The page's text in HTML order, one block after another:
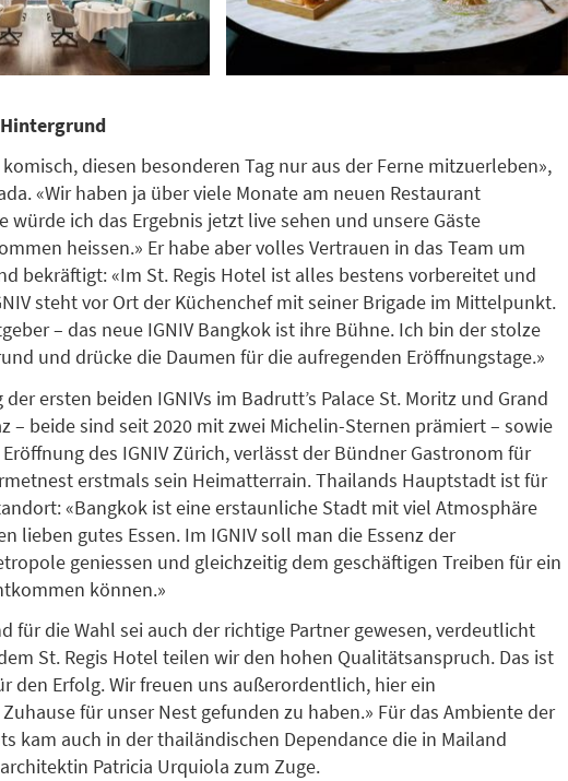
diesen besonderen Tag nur aus der Ferne mitzuerleben»,
«Wir haben ja über viele Monate am neuen Restaurant
würde ich das Ergebnis jetzt live sehen und unsere Gäste
heissen.» Er habe aber volles Vertrauen in das Team um
bekräftigt: «Im St. Regis Hotel ist alles bestens vorbereitet und
steht vor Ort der Küchenchef mit seiner Brigade im Mittelpunkt.
– das neue IGNIV Bangkok ist ihre Bühne. Ich bin der stolze
und drücke die Daumen für die aufregenden Eröffnungstage.»
ersten beiden IGNIVs im Badrutt’s Palace St. Moritz und Grand
– beide sind seit 2020 mit zwei Michelin-Sternen prämiert – sowie
des IGNIV Zürich, verlässt der Bündner Gastronom für
erstmals sein Heimatterrain. Thailands Hauptstadt ist für
«Bangkok ist eine erstaunliche Stadt mit viel Atmosphäre
lieben gutes Essen. Im IGNIV soll man die Essenz der
geniessen und gleichzeitig dem geschäftigen Treiben für ein
können.»
für die Wahl sei auch der richtige Partner gewesen, verdeutlicht
St. Regis Hotel teilen wir den hohen Qualitätsanspruch. Das ist
den Erfolg. Wir freuen uns außerordentlich, hier ein
für unser Nest gefunden zu haben.» Für das Ambiente der
kam auch in der thailändischen Dependance die in Mailand
Patricia Urquiola zum Zuge.